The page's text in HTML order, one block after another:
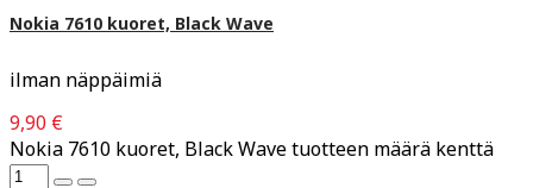
Nokia 7610 kuoret, Black Wave
ilman näppäimiä
9,90 €
Nokia 7610 kuoret, Black Wave tuotteen määrä kenttä